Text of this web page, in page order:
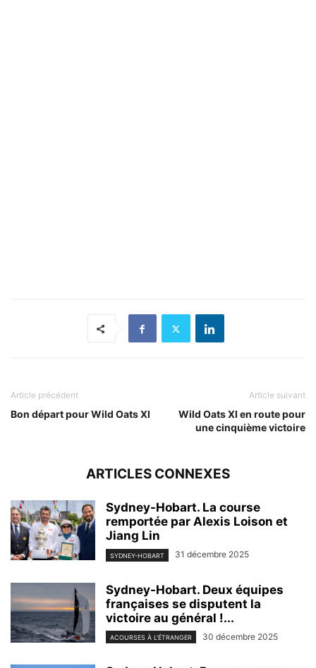
Article précédent
Bon départ pour Wild Oats XI
Article suivant
Wild Oats XI en route pour
une cinquième victoire
ARTICLES CONNEXES
Sydney-Hobart. La course
remportée par Alexis Loison et
Jiang Lin
SYDNEY-HOBART 31 décembre 2025
Sydney-Hobart. Deux équipes
françaises se disputent la
victoire au général !...
ACOURSES À L'ÉTRANGER 30 décembre 2025